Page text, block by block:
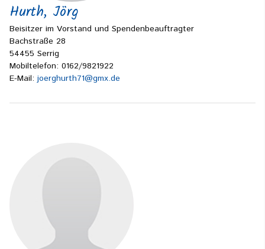
Hurth, Jörg
Beisitzer im Vorstand und Spendenbeauftragter
Bachstraße 28
54455 Serrig
Mobiltelefon: 0162/9821922
E-Mail: joerghurth71@gmx.de